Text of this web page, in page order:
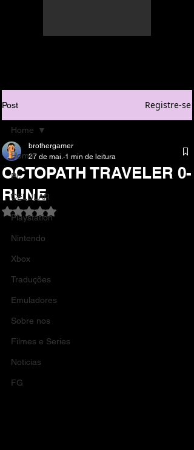
Post Registre-se
Home
Pc
CELULAR
Playstation
Nintendo
Xbox
Traduções
Emuladores
Sobre nos
Filmes e Series
Noticias
FG
Home
OCTOPATH TRAVELER 0-
RUNE
brothergamer
27 de mai. 1 min de leitura
Avaliado com NaN de 5 estrelas.